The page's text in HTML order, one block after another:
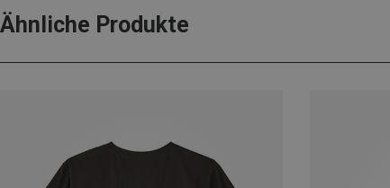
Ähnliche Produkte